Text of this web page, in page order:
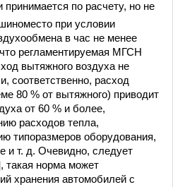
по расчету, но не
при условии
в час не менее
регламентируемая МГСН
вытяжного воздуха не
соответственно, расход
80 % от вытяжного) приводит
от 60 % и более,
расходов тепла,
типоразмеров оборудования,
и т. д. Очевидно, следует
такая норма может
хранения автомобилей с